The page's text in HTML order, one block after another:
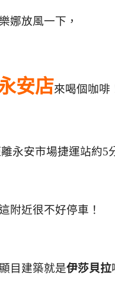
娜放風一下，
安店來喝個咖啡
永安市場捷運站約5
附近很不好停車！
目建築就是伊莎貝拉